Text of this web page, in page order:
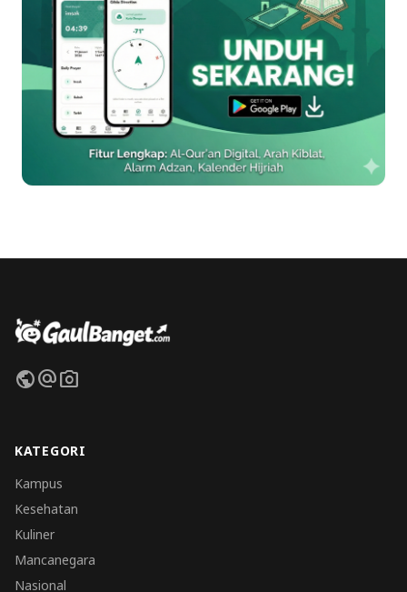
publicalternate_emailphoto_camera
KATEGORI
Kampus
Kesehatan
Kuliner
Mancanegara
Nasional